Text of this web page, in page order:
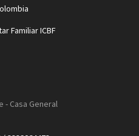
Familiar ICBF
- Casa General